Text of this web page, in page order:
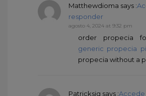
Matthewdioma says :
responder
agosto 4, 2024 at 9:32 pm
order propecia
generic propecia
propecia without a
Patricksig says :Accede